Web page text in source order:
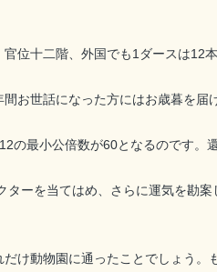
位十二階、外国でも1ダースは12
お世話になった方にはお歳暮を届
最小公倍数が60となるのです。
ーを当てはめ、さらに運気を勘案
け動物園に通ったことでしょう